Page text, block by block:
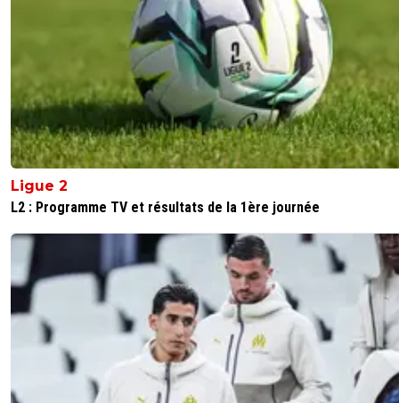
Ligue 2
L2 : Programme TV et résultats de la 1ère journée